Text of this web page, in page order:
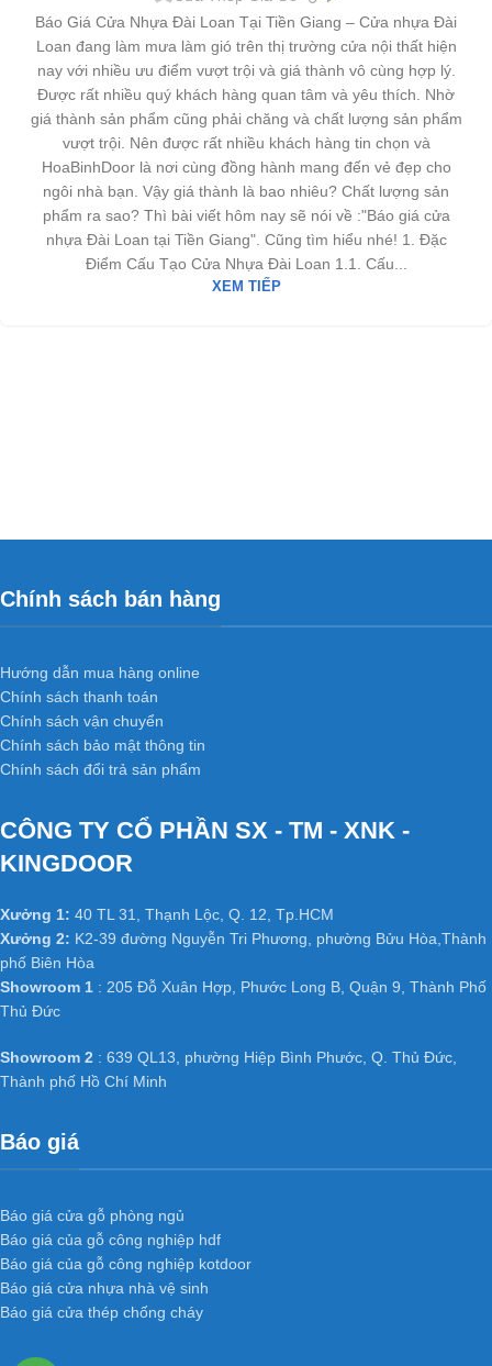
Báo Giá Cửa Nhựa Đài Loan Tại Tiền Giang – Cửa nhựa Đài
Loan đang làm mưa làm gió trên thị trường cửa nội thất hiện
nay với nhiều ưu điểm vượt trội và giá thành vô cùng hợp lý.
Được rất nhiều quý khách hàng quan tâm và yêu thích. Nhờ
giá thành sản phẩm cũng phải chăng và chất lượng sản phẩm
vượt trội. Nên được rất nhiều khách hàng tin chọn và
HoaBinhDoor là nơi cùng đồng hành mang đến vẻ đẹp cho
ngôi nhà bạn. Vậy giá thành là bao nhiêu? Chất lượng sản
phẩm ra sao? Thì bài viết hôm nay sẽ nói về :"Báo giá cửa
nhựa Đài Loan tại Tiền Giang". Cũng tìm hiểu nhé! 1. Đặc
Điểm Cấu Tạo Cửa Nhựa Đài Loan 1.1. Cấu...
XEM TIẾP
Chính sách bán hàng
Hướng dẫn mua hàng online
Chính sách thanh toán
Chính sách vận chuyển
Chính sách bảo mật thông tin
Chính sách đổi trả sản phẩm
CÔNG TY CỔ PHẦN SX - TM - XNK -
KINGDOOR
Xưởng 1: 40 TL 31, Thạnh Lộc, Q. 12, Tp.HCM
Xưởng 2: K2-39 đường Nguyễn Tri Phương, phường Bửu Hòa,Thành
phố Biên Hòa
Showroom 1 : 205 Đỗ Xuân Hợp, Phước Long B, Quận 9, Thành Phố
Thủ Đức
Showroom 2 : 639 QL13, phường Hiệp Bình Phước, Q. Thủ Đức,
Thành phố Hồ Chí Minh
Báo giá
Báo giá cửa gỗ phòng ngủ
Báo giá của gỗ công nghiệp hdf
Báo giá của gỗ công nghiệp kotdoor
Báo giá cửa nhựa nhà vệ sinh
Báo giá cửa thép chống cháy